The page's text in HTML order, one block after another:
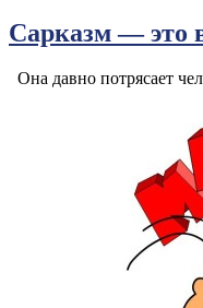
Сарказм — это
Она давно потрясает